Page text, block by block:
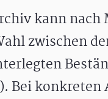
kann
zwischen
Bei